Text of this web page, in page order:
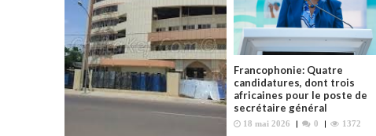
e
l
’
a
Francophonie: Quatre
candidatures, dont trois
africaines pour le poste de
secrétaire général
18 mai 2026 0 1372